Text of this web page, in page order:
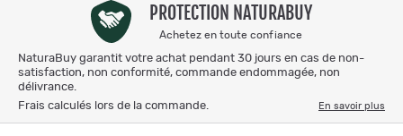
PROTECTION NATURABUY
Achetez en toute confiance
NaturaBuy garantit votre achat pendant 30 jours en cas de non-
satisfaction, non conformité, commande endommagée, non
délivrance.
Frais calculés lors de la commande.
En savoir plus